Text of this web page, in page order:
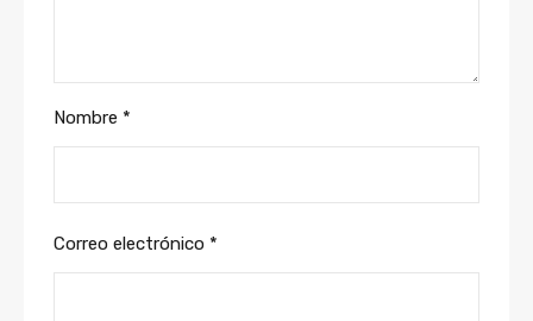
Nombre *
Correo electrónico *